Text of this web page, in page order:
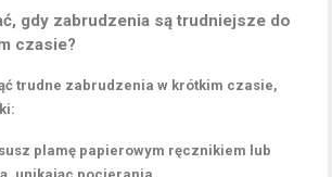
gdy zabrudzenia są trudniejsze do
czasie?
trudne zabrudzenia w krótkim czasie,
plamę papierowym ręcznikiem lub